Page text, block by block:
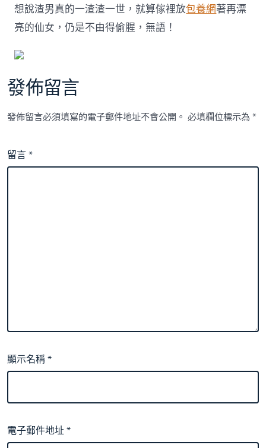
想說渣男真的一渣渣一世，就算傢裡放包養網著再漂
亮的仙女，仍是不由得偷腥，無語！
發佈留言
發佈留言必須填寫的電子郵件地址不會公開。 必填欄位標示為*
留言*
顯示名稱*
電子郵件地址*